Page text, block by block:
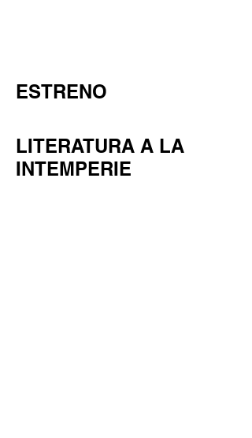
ESTRENO
LITERATURA A LA
INTEMPERIE